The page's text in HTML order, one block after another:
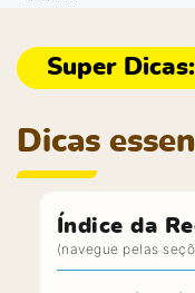
Dicas
Índice da